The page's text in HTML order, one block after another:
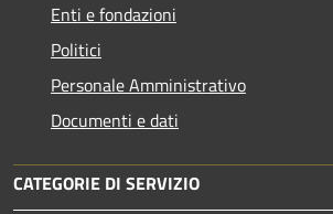
Enti e fondazioni
Politici
Personale Amministrativo
Documenti e dati
CATEGORIE DI SERVIZIO